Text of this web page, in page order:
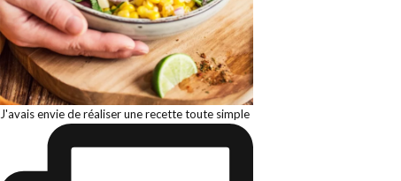
J'avais envie de réaliser une recette toute simple